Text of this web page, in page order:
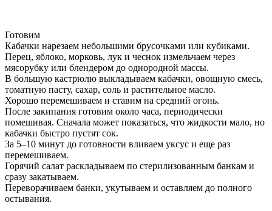
Готовим
Кабачки нарезаем небольшими брусочками или кубиками.
Перец, яблоко, морковь, лук и чеснок измельчаем через
мясорубку или блендером до однородной массы.
В большую кастрюлю выкладываем кабачки, овощную смесь,
томатную пасту, сахар, соль и растительное масло.
Хорошо перемешиваем и ставим на средний огонь.
После закипания готовим около часа, периодически
помешивая. Сначала может показаться, что жидкости мало, но
кабачки быстро пустят сок.
За 5–10 минут до готовности вливаем уксус и еще раз
перемешиваем.
Горячий салат раскладываем по стерилизованным банкам и
сразу закатываем.
Переворачиваем банки, укутываем и оставляем до полного
остывания.